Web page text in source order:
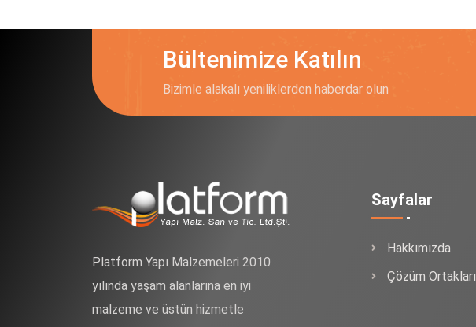
Bültenimize Katılın
Bizimle alakalı yeniliklerden haberdar olun
Platform Yapı Malzemeleri 2010
yılında yaşam alanlarına en iyi
malzeme ve üstün hizmetle
Sayfalar
Hakkımızda
Çözüm Ortakları